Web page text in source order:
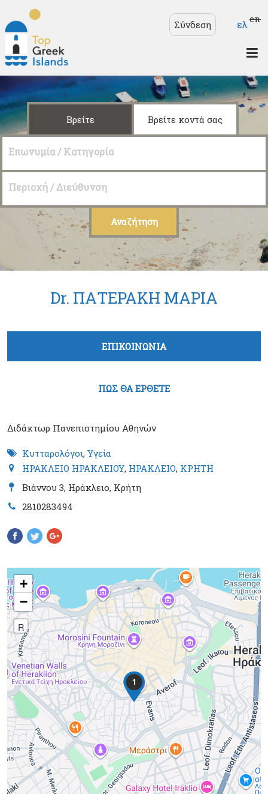
κυρίως περιεχόμενο
Top
Greek
Islands
Σύνδεση ελ en
Βρείτε Βρείτε κοντά σας
Επωνυμία / Κατηγορία
Περιοχή / Διεύθυνση
Dr. ΠΑΤΕΡΑΚΗ ΜΑΡΙΑ
Tabs group καταχώρησης
ΕΠΙΚΟΙΝΩΝΙΑ(ενεργή καρτέλα)
ΠΩΣ ΘΑ ΕΡΘΕΤΕ
Διδάκτωρ Πανεπιστημίου Αθηνών
Κυτταρολόγοι, Υγεία
ΗΡΑΚΛΕΙΟ ΗΡΑΚΛΕΙΟΥ, ΗΡΑΚΛΕΙΟ, ΚΡΗΤΗ
Βιάννου 3, Ηράκλειο, Κρήτη
2810283494
1
+
−
R